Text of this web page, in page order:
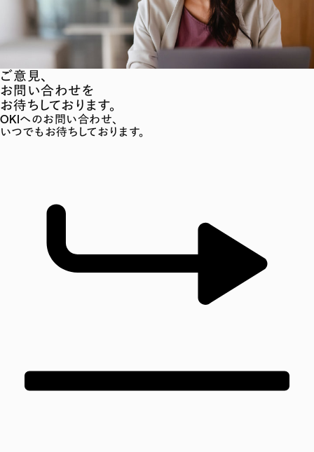
ご意見、
お問い合わせを
お待ちしております。
OKIへのお問い合わせ、
いつでもお待ちしております。